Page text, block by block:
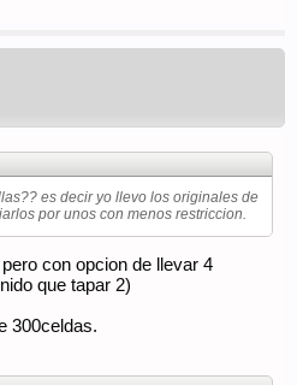
es decir yo llevo los originales de
por unos con menos restriccion.
con opcion de llevar 4
que tapar 2)
300celdas.